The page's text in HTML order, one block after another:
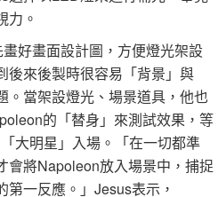
力。
好畫面設計圖，方便燈光架設
後來後製時很容易「背景」與
。當架設燈光、場景道具，他也
的「替身」來測試效果，等
大明星」入場。「在一切都準
會將Napoleon放入場景中，捕捉
一反應。」Jesus表示，